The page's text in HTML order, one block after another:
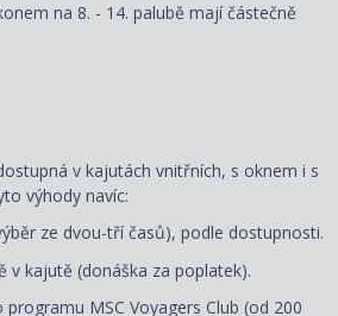
na 8. - 14. palubě mají částečně
v kajutách vnitřních, s oknem i s
výhody navíc:
ze dvou-tří časů), podle dostupnosti.
v kajutě (donáška za poplatek).
MSC Voyagers Club (od 200